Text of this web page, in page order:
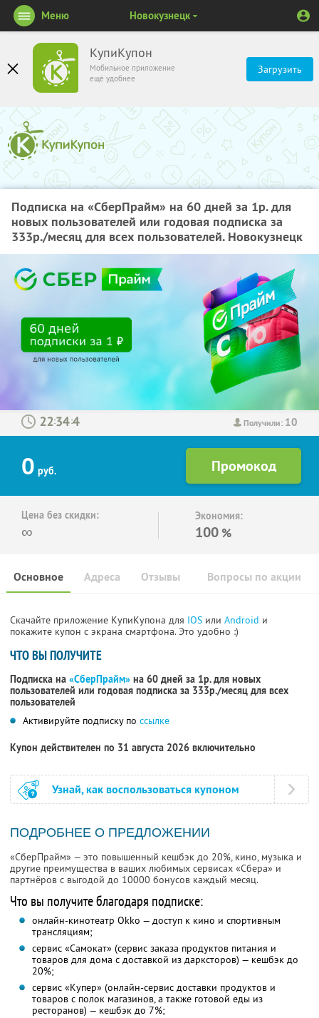
КупиКупон
Мобильное приложение
ещё удобнее
Загрузить
Меню Новокузнецк
Подписка на «СберПрайм» на 60 дней за 1р. для
новых пользователей или годовая подписка за
333р./месяц для всех пользователей. Новокузнецк
Получили: 10
: :
0 руб.
Цена без скидки:
∞
Экономия:
100 %
Основное Отзывы Вопросы по акции
Адреса
Скачайте приложение КупиКупона для IOS или Android и
покажите купон с экрана смартфона. Это удобно :)
ЧТО ВЫ ПОЛУЧИТЕ
Подписка на «СберПрайм» на 60 дней за 1р. для новых
пользователей или годовая подписка за 333р./месяц для всех
пользователей
Активируйте подписку по ссылке
Купон действителен по 31 августа 2026 включительно
Узнай, как воспользоваться купоном
ПОДРОБНЕЕ О ПРЕДЛОЖЕНИИ
«СберПрайм» — это повышенный кешбэк до 20%, кино, музыка и
другие преимущества в ваших любимых сервисах «Сбера» и
партнёров с выгодой до 10000 бонусов каждый месяц.
Что вы получите благодаря подписке:
онлайн-кинотеатр Okko — доступ к кино и спортивным
трансляциям;
сервис «Самокат» (сервис заказа продуктов питания и
товаров для дома с доставкой из дарксторов) — кешбэк до
20%;
сервис «Купер» (онлайн-сервис доставки продуктов и
товаров с полок магазинов, а также готовой еды из
ресторанов) — кешбэк до 7%;